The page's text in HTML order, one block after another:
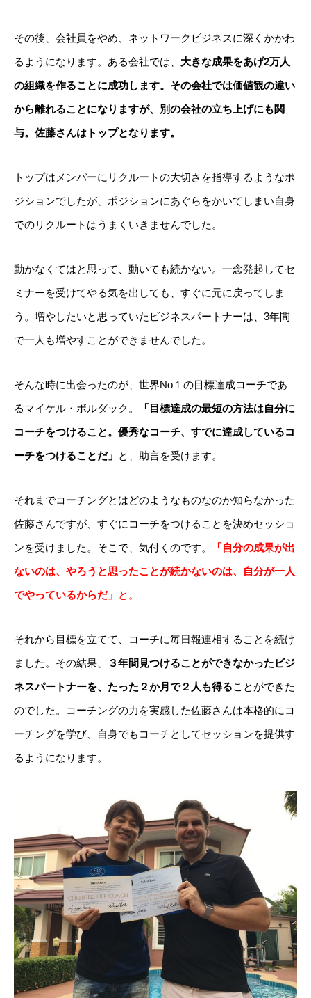
その後、会社員をやめ、ネットワークビジネスに深くかかわ
るようになります。ある会社では、 大きな成果をあげ2万人
の組織を作ることに成功します。 その会社では価値観の違い
から離れることになりますが、別の会社の立ち上げにも関
与。佐藤さんはトップとなります。
トップはメンバーにリクルートの大切さを指導するようなポ
ジションでしたが、ポジションにあぐらをかいてしまい自身
でのリクルートはうまくいきませんでした。
動かなくてはと思って、動いても続かない。一念発起してセ
ミナーを受けてやる気を出しても、すぐに元に戻ってしま
う。増やしたいと思っていたビジネスパートナーは、3年間
で一人も増やすことができませんでした。
そんな時に出会ったのが、世界No１の目標達成コーチであ
るマイケル・ボルダック。
「目標達成の最短の方法は自分に
コーチをつけること。優秀なコーチ、すでに達成しているコ
ーチをつけることだ」 と、助言を受けます。
それまでコーチングとはどのようなものなのか知らなかった
佐藤さんですが、すぐにコーチをつけることを決めセッショ
ンを受けました。そこで、気付くのです。
「自分の成果が出
ないのは、やろうと思ったことが続かないのは、自分が一人
でやっているからだ」 と。
それから目標を立てて、コーチに毎日報連相することを続け
ました。その結果、
３年間見つけることができなかったビジ
ネスパートナーを、たった２か月で２人も得ることができた
のでした 。コーチングの力を実感した佐藤さんは本格的にコ
ーチングを学び、自身でもコーチとしてセッションを提供す
るようになります。
はじめての方へ
志師塾の特徴
講座を探す
活躍する卒業生・受講生
お役立ち情報